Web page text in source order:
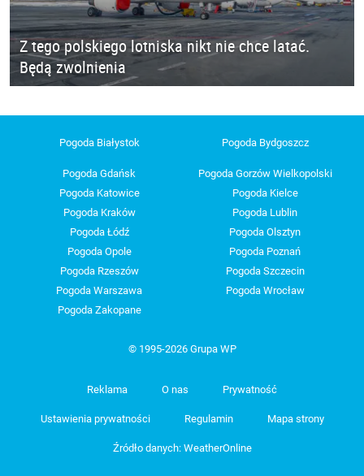
Z tego polskiego lotniska nikt nie chce latać.
Będą zwolnienia
Pogoda Białystok Pogoda Bydgoszcz
Pogoda Gdańsk
Pogoda Gorzów Wielkopolski
Pogoda Katowice
Pogoda Kielce
Pogoda Kraków
Pogoda Lublin
Pogoda Łódź
Pogoda Olsztyn
Pogoda Opole
Pogoda Poznań
Pogoda Rzeszów
Pogoda Szczecin
Pogoda Warszawa
Pogoda Wrocław
Pogoda Zakopane
© 1995-2026 Grupa WP
Reklama O nas Prywatność
Ustawienia prywatności Regulamin Mapa strony
Źródło danych: WeatherOnline